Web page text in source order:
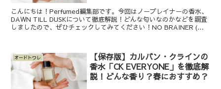
こんにちは！Perfumed編集部です。今回はノーブレイナーの香水、
DAWN TILL DUSKについて徹底解説！どんな匂いなのかなどを調査
しましたので、ぜひチェックしてみてください！NO BRAINER (ノ
オードトワレ
【保存版】カルバン・クラインの
香水「CK EVERYONE」を徹底解
説！どんな香り？春におすすめ？